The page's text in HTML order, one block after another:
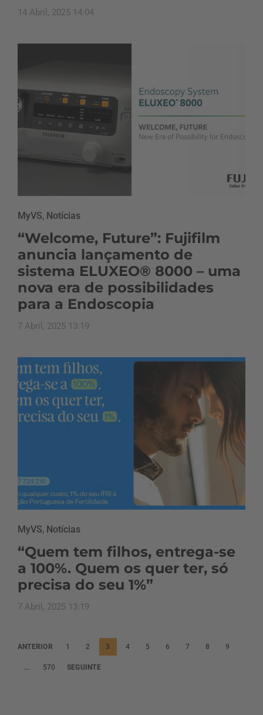
14 Abril, 2025 14:04
MyVS, Notícias
“Welcome, Future”: Fujifilm
anuncia lançamento de
sistema ELUXEO® 8000 – uma
nova era de possibilidades
para a Endoscopia
7 Abril, 2025 13:19
MyVS, Notícias
“Quem tem filhos, entrega-se
a 100%. Quem os quer ter, só
precisa do seu 1%”
7 Abril, 2025 13:19
P
a
ANTERIOR 1 2 3 4 5 6 7 8 9
… 570 SEGUINTE